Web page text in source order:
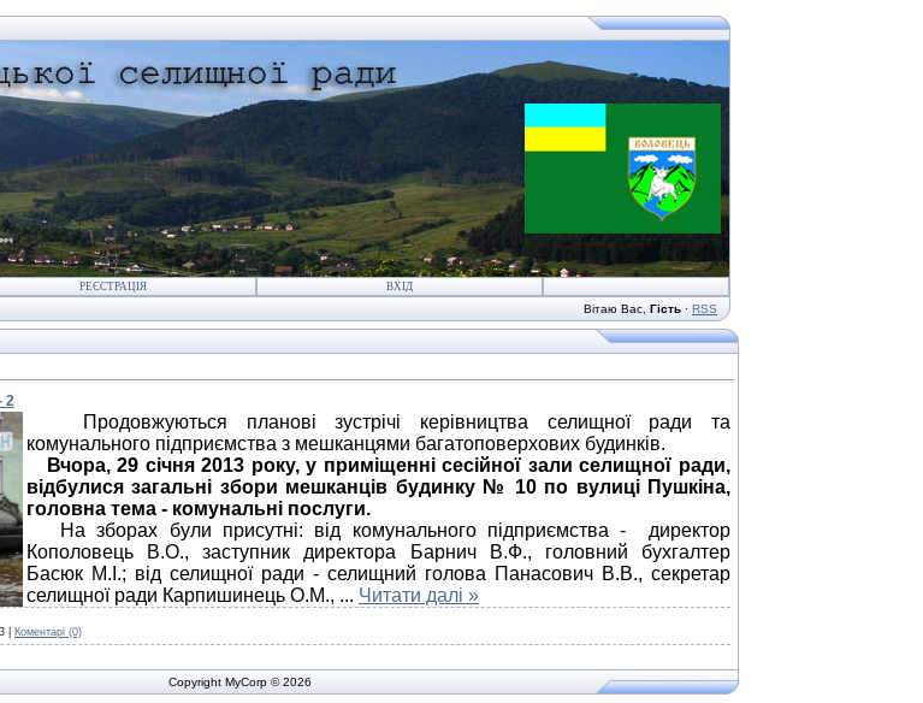
РЕЄСТРАЦІЯ ВХІД
Вітаю Вас Гість · RSS
2
Продовжуються планові зустрічі керівництва селищної ради та
комунального підприємства з мешканцями багатоповерхових будинків.
Вчора, 29 січня 2013 року, у приміщенні сесійної зали селищної ради,
відбулися загальні збори мешканців будинку № 10 по вулиці Пушкіна,
головна тема - комунальні послуги.
На зборах були присутні: від комунального підприємства - директор
Кополовець В.О., заступник директора Барнич В.Ф., головний бухгалтер
Басюк М.І.; від селищної ради - селищний голова Панасович В.В., секретар
селищної ради Карпишинець О.М., ... Читати далі »
Коментарі (0)
Copyright MyCorp © 2026